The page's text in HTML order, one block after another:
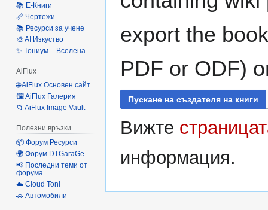
export the
PDF or ODF)
Пускане на създателя на книги
Вижте
информация.
📚 Е-Книги
📏 Чертежи
📚 Ресурси за учене
🎨 AI Изкуство
✨ Тониум – Вселена
AiFlux
🌐 AiFlux Основен сайт
🖼️ AiFlux Галерия
📁 AiFlux Image Vault
Полезни връзки
📦 Форум Ресурси
🌍 Форум DTGaraGe
📢 Последни теми от
форума
☁️ Cloud Toni
🚗 Автомобили